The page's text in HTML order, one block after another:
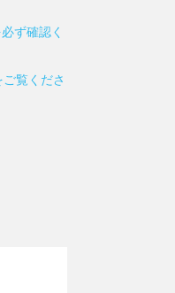
ず確認く
覧くださ